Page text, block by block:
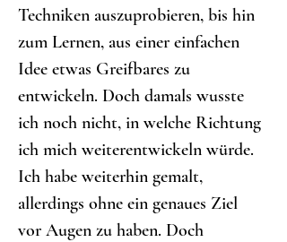
Techniken auszuprobieren, bis hin
zum Lernen, aus einer einfachen
Idee etwas Greifbares zu
entwickeln. Doch damals wusste
ich noch nicht, in welche Richtung
ich mich weiterentwickeln würde.
Ich habe weiterhin gemalt,
allerdings ohne ein genaues Ziel
vor Augen zu haben. Doch